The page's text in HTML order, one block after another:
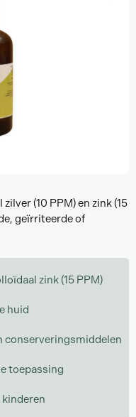
(10 PPM) en zink (15
geïrriteerde of
zink (15 PPM)
huid
conserveringsmiddelen
toepassing